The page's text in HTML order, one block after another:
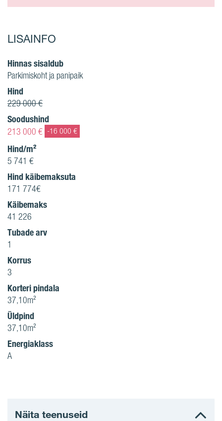
LISAINFO
Hinnas sisaldub
Parkimiskoht ja panipaik
Hind
229 000 €
Soodushind
213 000 € -16 000 €
Hind/m²
5 741 €
Hind käibemaksuta
171 774€
Käibemaks
41 226
Tubade arv
1
Korrus
3
Korteri pindala
37,10m²
Üldpind
37,10m²
Energiaklass
A
Näita teenuseid